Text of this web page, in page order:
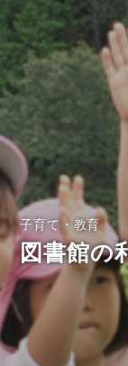
子育て・教育
図書館の